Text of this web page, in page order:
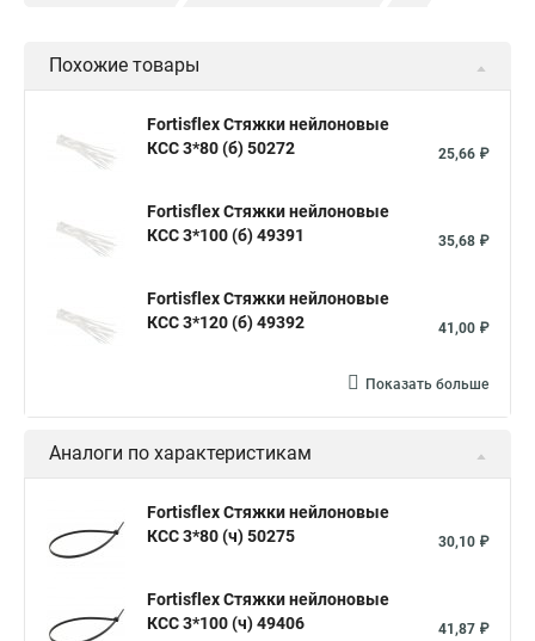
Стяжки зажим Хомут стяжка нейлоновая купить в
Стяжка alt Хомуты стяжки труб Стяжки магазин
Стяжки для кабелей металлические
Хомут стяжка это Хомут стяжка саморез
Купить стяжки кабельную
Хорошие стяжки
Хомуты стяжки нейлон Хомуты стяжки труба
Стяжки маркеры Стяжка нейлоновые 100шт черные
Прайс на цены по стяжке Площадка для стяжки купить
Стяжки толстые Стяжка монтажная с площадкой
Похожие товары
Fortisflex Стяжки нейлоновые
КСС 3*80 (б) 50272
25,66 ₽
Fortisflex Стяжки нейлоновые
КСС 3*100 (б) 49391
35,68 ₽
Fortisflex Стяжки нейлоновые
КСС 3*120 (б) 49392
41,00 ₽
Показать больше
Аналоги по характеристикам
Fortisflex Стяжки нейлоновые
КСС 3*80 (ч) 50275
30,10 ₽
Fortisflex Стяжки нейлоновые
КСС 3*100 (ч) 49406
41,87 ₽